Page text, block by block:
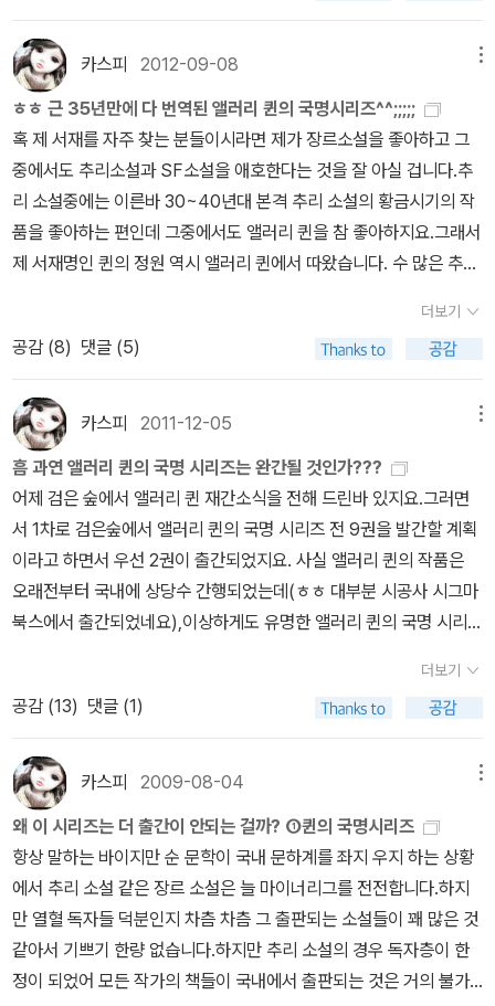
이다. 라이츠빌 시리즈에서처럼 인간과 인생에 대한 깊이있는 태도는
아직 발견되지 않지만, 젊은 앨러리의 약간은 오만한 듯한 태도 또한
재미있다.그러나 [로마 모자의 비밀]에서 내게 가장 재미있게 그리고
인상적으로 다가왔던 부분은 앨러리가 아닌 그의 아버지인 리처드 퀸
경감이었다. 뛰어난 재능을 가진 아들에 대한 애정과 믿음을 숨기지
않는 이 팔불출 아버지는 어떤 추리소설의 조수들 보다도 포근하며
믿음직하다. 특히 소설에서는아버지가 수사 책임자이고 앨러리는 부
외자로서 활약하기 때문에, 다른 조수들처럼 탐정들의 말에 '아하, 그
렇군'이라 맞장구쳐주고 멍청한 말로 단서를 제공하는 수동적인 위치
에서 벗어나 그 자신도 무척 뛰어난 탐정의 모습을 보여준다. 또한 아
버지의 빈번하고 적극적인 등장은 굳이 말하자면 조수로 활약하는 경
조각이라도 맛보게 해 준다. 그는 탐정에게 수사권한을 넘겨주고 범
인에게 '탐정의 말을 들어보라!'고 윽박지르는 탐정의 배경 경찰을 넘
어서 어떨 땐 거의 투톱처럼 보이는 것이다! 라이츠빌 시리즈를 먼저
접했던 나로서는, 아들 앨러리가 귀여워 어쩔 줄 모르는 리처드 퀸 경
감이란 인물은 깜짝 선물이나 시리즈의 숨겨진 보물에 가까웠다. 별
은 세개 반이다. 세개는 작품에, 그리고 반 개는 리처드 퀸 경감에. 추
리소설에서 이 만큼 귀여운 노인장 만나기가 어디 쉽던가.
사건(2기-할리우드 활동기)16.신의 등불(2기-중편)17.악의 기원(3
기)18.킹은 죽었다(3기)19.꼬리 아홉 고양이(3기)
83사건-아동 축약본 원제는 There Was an Old Woman
리 퀸의 모험<단편집>
22.앨러리 퀸의 새로운 모험<단편집>
르루 레인 비극 시리즈-이 시리즈는 버나비 로스라는 필명으로 발표
>23.X의 비극 24.Y의 비극 25.Z의 비극 26.최후의 비극
앨러리
퀸의 작품은 그간 국내에 총 26개 작품이 소개되었는데 현재 서점에
서 읽을수 있는 작품은 그중 19개나 되는군요^^ㅎㅎ 앨러리 퀸의 절
판된 작품들과 새로운 작품들이 어서 번역되었으면 합니다용^^by c
카스피 2012-09-08
ㅎㅎ 근 35년만에 다 번역된 앨러리 퀸의 국명시리즈^^;;;;;
혹 제 서재를 자주 찾는 분들이시라면 제가 장르소설을 좋아하고 그
중에서도 추리소설과 SF소설을 애호한다는 것을 잘 아실 겁니다.추
리 소설중에는 이른바 30~40년대 본격 추리 소설의 황금시기의 작
품을 좋아하는 편인데 그중에서도 앨러리 퀸을 참 좋아하지요.그래서
제 서재명인 퀸의 정원 역시 앨러리 퀸에서 따왔습니다. 수 많은 추리
이라면 애거서 크리스티를 1순위로 꼽는편인데 반해서 미스터리의
왕이라고 한다면 과연 누굴까 그 의견이 분분하지만 일각에선 앨러리
퀸을 미스터리의 킹으로 뽑기도 합니다.애거서 크리스티의 전 작품이
특이하게도 국내에서 전부 번역된데 비해서 추리 소설 작가의 전 작
품이 번역된 것은 코난 도일의 셜록 홈즈,모리스 르불랑의 아르센 뤼
팽,체스터던의 브라운 신부등 몇 개 안되는 것 같습니다.추리 소설사
의 한 획을 그은 앨러리 퀸이나 S.S 밴다인등 무수히 많은 작가들이
국내에 소개되었지만 대게는 몇권 번역되는것에서 그쳤죠. 앨러리 퀸
역시 더 오래전에 번역되었을지 모르지만 일단 제가 가지고 있는 책
만 살펴보았을적에 70년대 후반 동서추리문고에서 앨러리 퀸의 작품
을 처음 보았던 것 같습니다.동서추리문고에선 앨러리 퀸의 작품중
이른바 국명 시리즈와 라이트빌 시리즈 및 비극 시리즈를 선보였지만
모두 번역된 것을 아니고 몇권만 번역되었지요.(아~~조사해보니 비
판사에서 국명 시리즈를 간행하긴 했지만 9권 모두를 다 번역된적은
없습니다.
앨러리 퀸의 국명시리즈는 이른바 본격 추리를 지양하던
앨러리 퀸의 초기 작품들도 그의 열정이 담긴 작품들인데 추리소설의
논리를 극한까지 밀어붙인 작품들-읽는이에 따라서는 인정하지 않는
분들도 계시지만-로,이전의 추리작가의 작품들과는 달리 책속의 탐
정과 책을 읽는 독자들에게 소설속에서 추리할수 있는 자료를 공평하
게 주고 독자들에게 수수께끼를 풀어보라고 도전합니다. 앨러리 퀸의
국명 시리즈는 이처럼 논리적 추리를 다룬 30년대 황금시대의 작품
더보기
공감 (8) 댓글 (5)
카스피 2011-12-05
흠 과연 앨러리 퀸의 국명 시리즈는 완간될 것인가???
어제 검은 숲에서 앨러리 퀸 재간소식을 전해 드린바 있지요.그러면
서 1차로 검은숲에서 앨러리 퀸의 국명 시리즈 전 9권을 발간할 계획
이라고 하면서 우선 2권이 출간되었지요. 사실 앨러리 퀸의 작품은
오래전부터 국내에 상당수 간행되었는데(ㅎㅎ 대부분 시공사 시그마
북스에서 출간되었네요),이상하게도 유명한 앨러리 퀸의 국명 시리즈
oman Hat Mystery 1930 프랑스 파우더 미스터리 The French
Powder Mystery 1931 네덜란드 구두 미스터리 The Dutch Sho
e Mystery 1932 그리스 관 미스터리 The Greek Coffin Myster
y 1932 이집트 십자가 미스터리 The Egyptian Cross Mystery 1
933 미국 총 미스터리 The American Gun Mystery 1933 샴 쌍
둥이 미스터리 The Siamese Twin Mystery 1934 중국 오렌지
미스터리 The Chinese Orange Mystery 1935 스페인 곶 미스터
리 The Spanish Cape Mystery 그간 출간된 국명 시리즈는 아래
와 같습니다. 70년대 구 동서 추리 문고: 네더란드 구두,이집트 십자
가,차이나 오렌지의 비밀 -3권 80년대 자유 추리 문고: 로마 모자의
비밀-1권 90년대 시그마 북스: 로마 모자의 비밀,프랑스 파우더의 비
더보기
공감 (13) 댓글 (1)
카스피 2009-08-04
왜 이 시리즈는 더 출간이 안되는 걸까? ①퀸의 국명시리즈
항상 말하는 바이지만 순 문학이 국내 문하계를 좌지 우지 하는 상황
에서 추리 소설 같은 장르 소설은 늘 마이너리그를 전전합니다.하지
만 열혈 독자들 덕분인지 차츰 차츰 그 출판되는 소설들이 꽤 많은 것
같아서 기쁘기 한량 없습니다.하지만 추리 소설의 경우 독자층이 한
정이 되었어 모든 작가의 책들이 국내에서 출판되는 것은 거의 불가